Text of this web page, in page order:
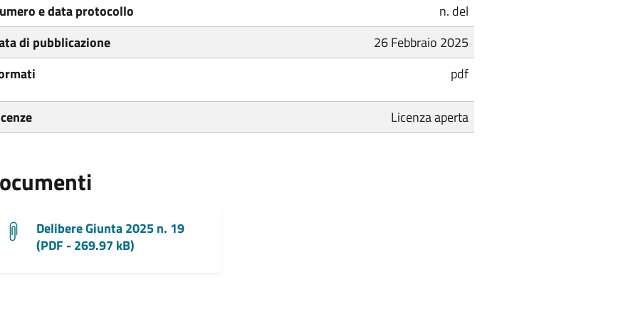
e data protocollo
n. del
di pubblicazione
26 Febbraio 2025
pdf
Licenza aperta
Delibere Giunta 2025 n. 19
(PDF - 269.97 kB)